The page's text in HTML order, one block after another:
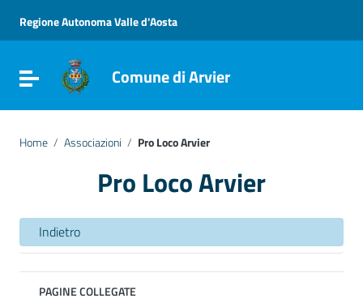
Vai al menu di navigazione
Vai al footer
Regione Autonoma Valle d'Aosta
Attiva / disattiva la navigazione
Comune di Arvier
Home / Associazioni / Pro Loco Arvier
Pro Loco Arvier
Indietro
PAGINE COLLEGATE